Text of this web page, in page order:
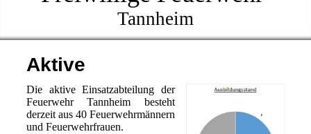
Tannheim
Aktive
Die aktive Einsatzabteilung der
Feuerwehr Tannheim besteht
derzeit aus 40 Feuerwehrmännern
und Feuerwehrfrauen.